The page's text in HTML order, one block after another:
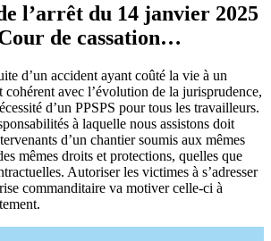
l’arrêt du 14 janvier 2025
de cassation…
d’un accident ayant coûté la vie à un
cohérent avec l’évolution de la jurisprudence,
d’un PPSPS pour tous les travailleurs.
à laquelle nous assistons doit
d’un chantier soumis aux mêmes
mêmes droits et protections, quelles que
Autoriser les victimes à s’adresser
commanditaire va motiver celle-ci à